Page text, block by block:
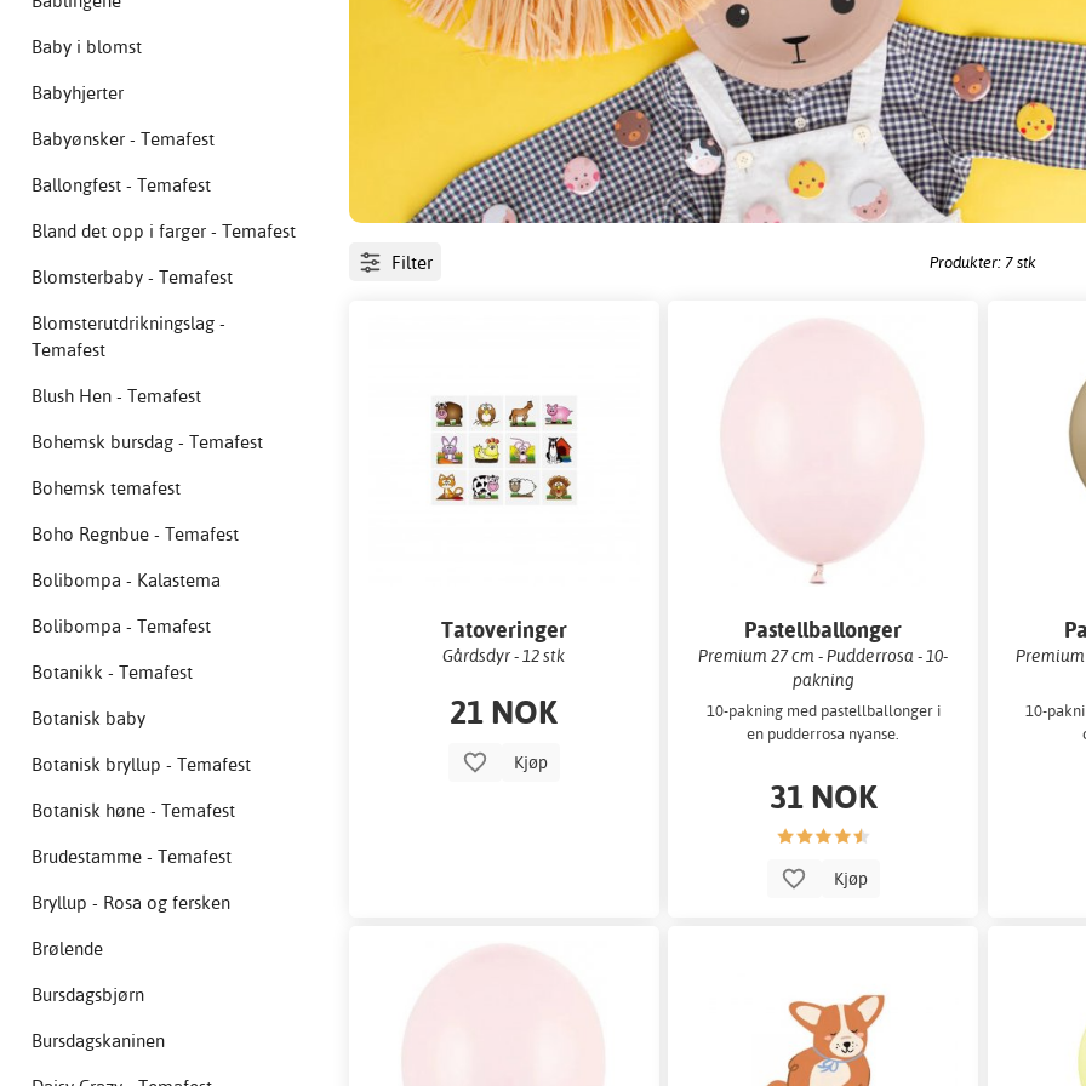
Baby i blomst
Babyhjerter
Babyønsker - Temafest
Ballongfest - Temafest
Bland det opp i farger - Temafest
Blomsterbaby - Temafest
Blomsterutdrikningslag -
Temafest
Blush Hen - Temafest
Bohemsk bursdag - Temafest
Bohemsk temafest
Boho Regnbue - Temafest
Bolibompa - Kalastema
Bolibompa - Temafest
Botanikk - Temafest
Botanisk baby
Botanisk bryllup - Temafest
Botanisk høne - Temafest
Brudestamme - Temafest
Bryllup - Rosa og fersken
Brølende
Bursdagsbjørn
Bursdagskaninen
Filter Produkter: 7 stk
Tatoveringer
Gårdsdyr - 12 stk
21 NOK
Kjøp
Pastellballonger
Premium 27 cm - Pudderrosa - 10-
pakning
10-pakning med pastellballonger i
en pudderrosa nyanse.
31 NOK
Kjøp
Premium
10-